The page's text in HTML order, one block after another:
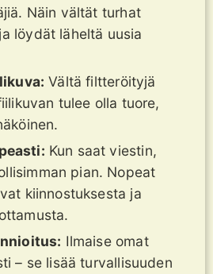
Näin vältät turhat
löydät läheltä uusia
Vältä filtteröityjä
tulee olla tuore,
Kun saat viestin,
pian. Nopeat
kiinnostuksesta ja
Ilmaise omat
– se lisää turvallisuuden